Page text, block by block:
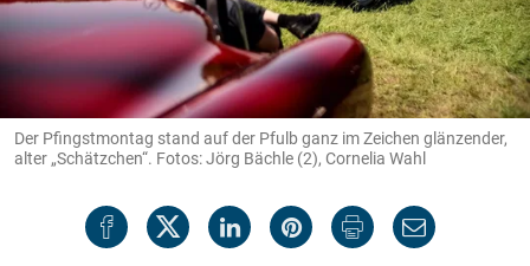
Der Pfingstmontag stand auf der Pfulb ganz im Zeichen glänzender,
alter „Schätzchen“. Fotos: Jörg Bächle (2), Cornelia Wahl